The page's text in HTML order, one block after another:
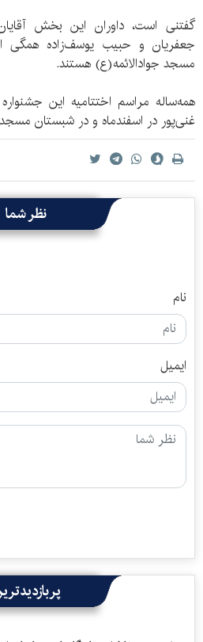
گفتنی است، داوران این بخش
جعفریان و حبیب یوسف‌زاده همگی
مسجد جوادالائمه(ع) هستند.
همه‌ساله مراسم اختتامیه این
غنی‌پور در اسفندماه و در شبستان مسجد
نظر شما
نام
ایمیل